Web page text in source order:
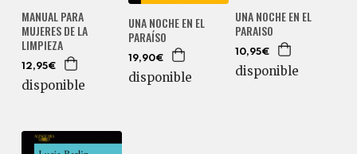
MANUAL PARA
MUJERES DE LA
LIMPIEZA
12,95€
disponible
UNA NOCHE EN EL
PARAÍSO
19,90€
disponible
UNA NOCHE EN EL
PARAISO
10,95€
disponible